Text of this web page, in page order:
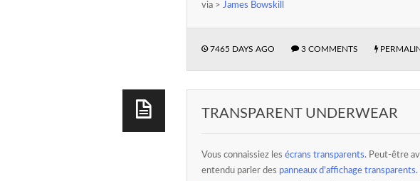
via > James Bowskill
7465 DAYS AGO 3 COMMENTS
TRANSPARENT UNDERWEAR
Vous connaissiez les écrans transparents. Peut-être
entendu parler des panneaux d’affichage transparents.